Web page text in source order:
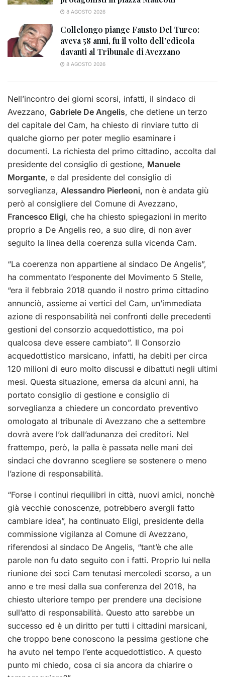
8 AGOSTO 2026
Collelongo piange Fausto Del Turco:
aveva 58 anni, fu il volto dell’edicola
davanti al Tribunale di Avezzano
8 AGOSTO 2026
Nell’incontro dei giorni scorsi, infatti, il sindaco di
Avezzano, Gabriele De Angelis, che detiene un terzo
del capitale del Cam, ha chiesto di rinviare tutto di
qualche giorno per poter meglio esaminare i
documenti. La richiesta del primo cittadino, accolta dal
presidente del consiglio di gestione, Manuele
Morgante, e dal presidente del consiglio di
sorveglianza, Alessandro Pierleoni, non è andata giù
però al consigliere del Comune di Avezzano,
Francesco Eligi, che ha chiesto spiegazioni in merito
proprio a De Angelis reo, a suo dire, di non aver
seguito la linea della coerenza sulla vicenda Cam.
“La coerenza non appartiene al sindaco De Angelis”,
ha commentato l’esponente del Movimento 5 Stelle,
“era il febbraio 2018 quando il nostro primo cittadino
annunciò, assieme ai vertici del Cam, un’immediata
azione di responsabilità nei confronti delle precedenti
gestioni del consorzio acquedottistico, ma poi
qualcosa deve essere cambiato”. Il Consorzio
acquedottistico marsicano, infatti, ha debiti per circa
120 milioni di euro molto discussi e dibattuti negli ultimi
mesi. Questa situazione, emersa da alcuni anni, ha
portato consiglio di gestione e consiglio di
sorveglianza a chiedere un concordato preventivo
omologato al tribunale di Avezzano che a settembre
dovrà avere l’ok dall’adunanza dei creditori. Nel
frattempo, però, la palla è passata nelle mani dei
sindaci che dovranno scegliere se sostenere o meno
l’azione di responsabilità.
“Forse i continui riequilibri in città, nuovi amici, nonchè
già vecchie conoscenze, potrebbero avergli fatto
cambiare idea”, ha continuato Eligi, presidente della
commissione vigilanza al Comune di Avezzano,
riferendosi al sindaco De Angelis, “tant’è che alle
parole non fu dato seguito con i fatti. Proprio lui nella
riunione dei soci Cam tenutasi mercoledì scorso, a un
anno e tre mesi dalla sua conferenza del 2018, ha
chiesto ulteriore tempo per prendere una decisione
sull’atto di responsabilità. Questo atto sarebbe un
successo ed è un diritto per tutti i cittadini marsicani,
che troppo bene conoscono la pessima gestione che
ha avuto nel tempo l’ente acquedottistico. A questo
punto mi chiedo, cosa ci sia ancora da chiarire o